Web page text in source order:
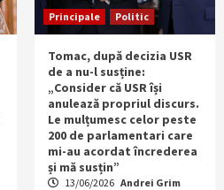
Principale Politic
Tomac, după decizia USR
de a nu-l susține:
„Consider că USR își
anulează propriul discurs.
Le mulțumesc celor peste
200 de parlamentari care
mi-au acordat încrederea
și mă susțin”
13/06/2026 Andrei Grim